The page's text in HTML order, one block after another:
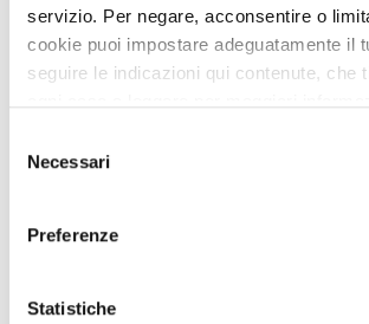
servizio. Per negare, acconsentire o
cookie puoi impostare adeguatamente il
seguire le indicazioni qui contenute, che
delNecessari
Preferenze
Statistiche
FOCUS
18:30